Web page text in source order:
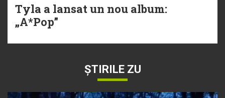
Tyla a lansat un nou album:
„A*Pop”
ȘTIRILE ZU